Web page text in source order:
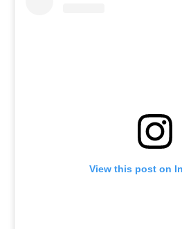
View this post on